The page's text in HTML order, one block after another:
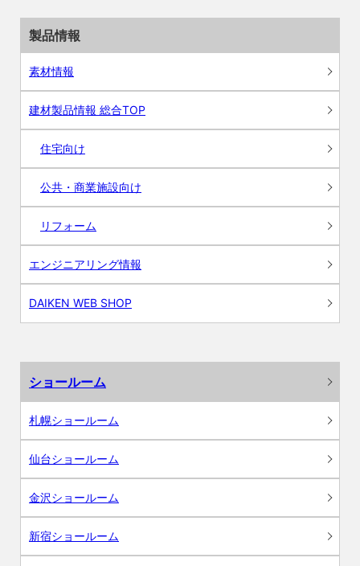
製品情報
素材情報
建材製品情報 総合TOP
住宅向け
公共・商業施設向け
リフォーム
エンジニアリング情報
DAIKEN WEB SHOP
ショールーム
札幌ショールーム
仙台ショールーム
金沢ショールーム
新宿ショールーム